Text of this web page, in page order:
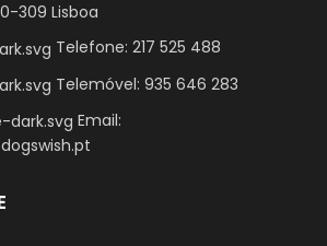
309 Lisboa
Telefone: 217 525 488
Telemóvel: 935 646 283
Email: